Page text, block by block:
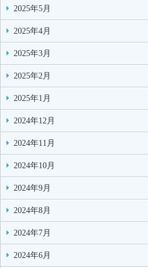
2025年5月
2025年4月
2025年3月
2025年2月
2025年1月
2024年12月
2024年11月
2024年10月
2024年9月
2024年8月
2024年7月
2024年6月